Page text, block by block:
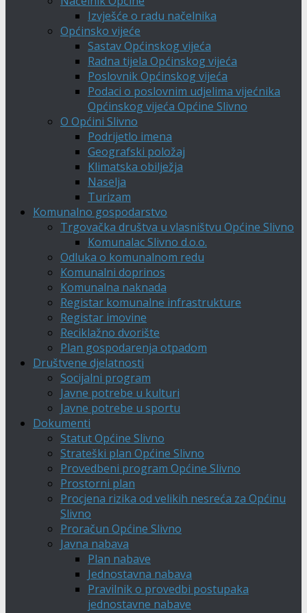
Izvješće o radu načelnika
Općinsko vijeće
Sastav Općinskog vijeća
Radna tijela Općinskog vijeća
Poslovnik Općinskog vijeća
Podaci o poslovnim udjelima vijećnika
Općinskog vijeća Općine Slivno
O Općini Slivno
Podrijetlo imena
Geografski položaj
Klimatska obilježja
Naselja
Turizam
Komunalno gospodarstvo
Trgovačka društva u vlasništvu Općine Slivno
Komunalac Slivno d.o.o.
Odluka o komunalnom redu
Komunalni doprinos
Komunalna naknada
Registar komunalne infrastrukture
Registar imovine
Reciklažno dvorište
Plan gospodarenja otpadom
Društvene djelatnosti
Socijalni program
Javne potrebe u kulturi
Javne potrebe u sportu
Dokumenti
Statut Općine Slivno
Strateški plan Općine Slivno
Provedbeni program Općine Slivno
Prostorni plan
Procjena rizika od velikih nesreća za Općinu
Slivno
Proračun Općine Slivno
Javna nabava
Plan nabave
Jednostavna nabava
Pravilnik o provedbi postupaka
jednostavne nabave